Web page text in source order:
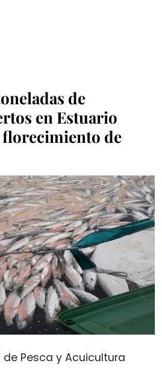
de
en Estuario
de
de Pesca y Acuicultura